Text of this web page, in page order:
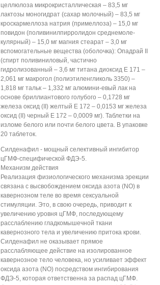
целлюлоза микрокристаллическая – 83,5 мг
лактозы моногидрат (сахар молочный) – 83,5 мг
кроскармеллоза натрия (примеллоза) – 15,0 мг
повидон (поливинилпирролидон среднемоле-
кулярный) – 15,0 мг магния стеарат – 3,0 мг
вспомогательные вещества (оболочка): Опадрай II
(спирт поливиниловый, частично
гидролизованный – 3,6 мг титана диоксид Е 171 –
2,061 мг макрогол (полиэтиленгликоль 3350) –
1,818 мг тальк – 1,332 мг алюмини-евый лак на
основе бриллиантового голубого – 0,1728 мг
железа оксид (II) желтый Е 172 – 0,0153 мг железа
оксид (II) черный Е 172 – 0,0009 мг). Таблетки на
изломе белого или почти белого цвета. В упаковке
20 таблеток.
Силденафил - мощный селективный ингибитор
цГМФ-специфической ФДЭ-5.
Механизм действия
Реализация физиологического механизма эрекции
связана с высвобождением оксида азота (NO) в
кавернозном теле во время сексуальной
стимуляции. Это, в свою очередь, приводит к
увеличению уровня цГМФ, последующему
расслаблению гладкомышечной ткани
кавернозного тела и увеличению притока крови.
Силденафил не оказывает прямое
расслабляющее действие на изолированное
кавернозное тело человека, но усиливает эффект
оксида азота (NO) посредством ингибирования
ФДЭ-5, которая ответственна за распад цГМФ.